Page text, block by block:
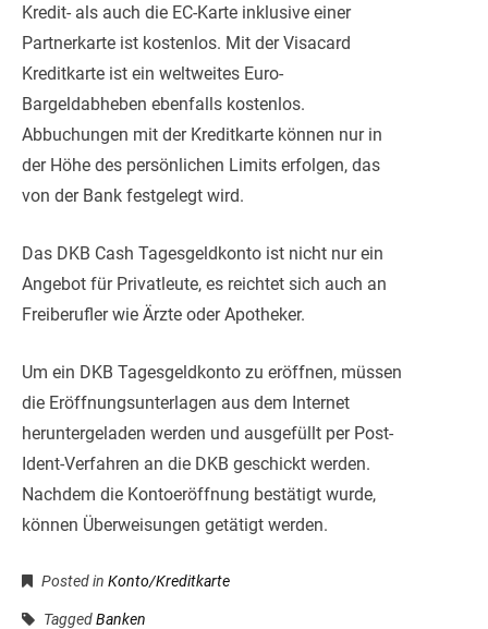
Kredit- als auch die EC-Karte inklusive einer
Partnerkarte ist kostenlos. Mit der Visacard
Kreditkarte ist ein weltweites Euro-
Bargeldabheben ebenfalls kostenlos.
Abbuchungen mit der Kreditkarte können nur in
der Höhe des persönlichen Limits erfolgen, das
von der Bank festgelegt wird.
Das DKB Cash Tagesgeldkonto ist nicht nur ein
Angebot für Privatleute, es reichtet sich auch an
Freiberufler wie Ärzte oder Apotheker.
Um ein DKB Tagesgeldkonto zu eröffnen, müssen
die Eröffnungsunterlagen aus dem Internet
heruntergeladen werden und ausgefüllt per Post-
Ident-Verfahren an die DKB geschickt werden.
Nachdem die Kontoeröffnung bestätigt wurde,
können Überweisungen getätigt werden.
Posted in Konto/Kreditkarte
TaggedBanken